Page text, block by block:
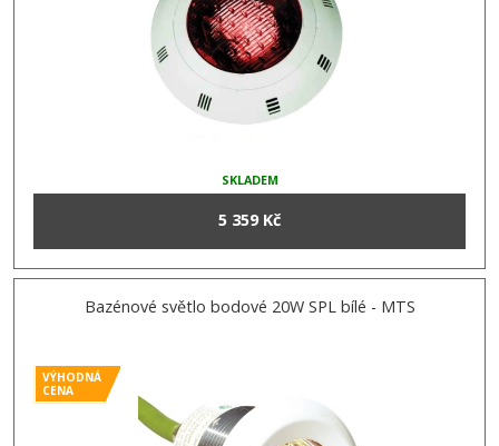
SKLADEM
5 359 Kč
Bazénové světlo bodové 20W SPL bílé - MTS
VÝHODNÁ
CENA